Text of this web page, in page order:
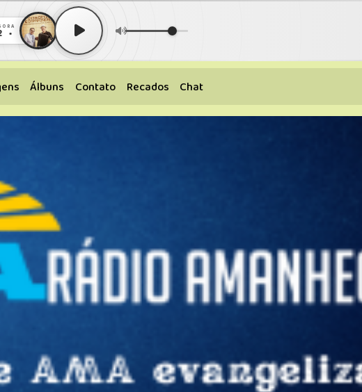
Pregador e o Sanfoneiro Fabio Carneirinho Interpreta Pe12
Álbuns Contato Recados Chat